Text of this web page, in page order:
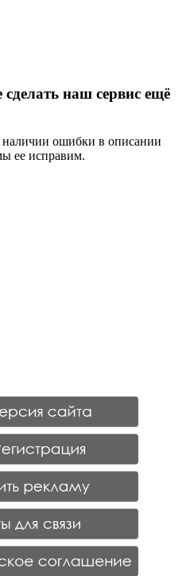
наш сервис ещё
ошибки в описании
ее исправим.